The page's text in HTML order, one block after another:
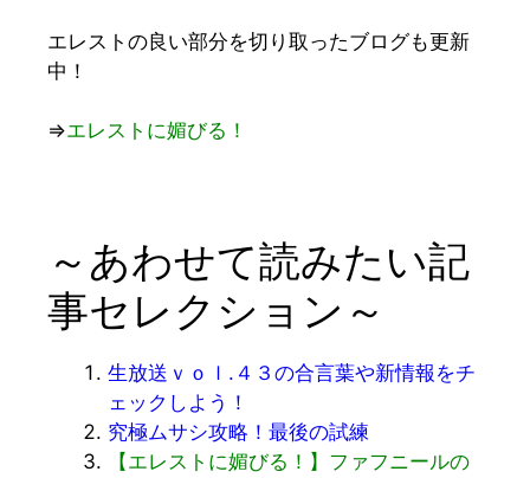
エレストの良い部分を切り取ったブログも更新
中！
⇒エレストに媚びる！
～あわせて読みたい記
事セレクション～
生放送ｖｏｌ.４３の合言葉や新情報をチ
ェックしよう！
究極ムサシ攻略！最後の試練
【エレストに媚びる！】ファフニールの